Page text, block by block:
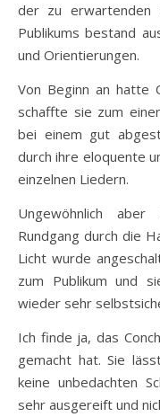
der zu erwartenden
Publikums bestand
und Orientierungen.
Von Beginn an hatte
schaffte sie zum
bei einem gut
durch ihre eloquente
einzelnen Liedern.
Ungewöhnlich
Rundgang durch die
Licht wurde
zum Publikum und
wieder sehr
Ich finde ja, das
gemacht hat. Sie
keine unbedachten
sehr ausgereift und